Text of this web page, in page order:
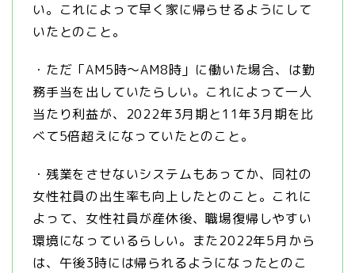
い。これによって早く家に帰らせるようにして
いたとのこと。
・ただ「AM5時〜AM8時」に働いた場合、は勤
務手当を出していたらしい。これによって一人
当たり利益が、2022年3月期と11年3月期を比
べて5倍超えになっていたとのこと。
・残業をさせないシステムもあってか、同社の
女性社員の出生率も向上したとのこと。これに
よって、女性社員が産休後、職場復帰しやすい
環境になっているらしい。また2022年5月から
は、午後3時には帰られるようになったとのこ